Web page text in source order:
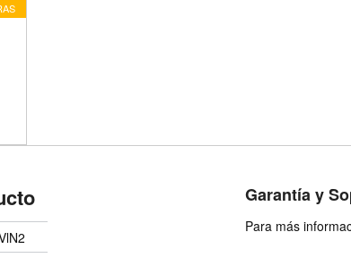
Garantía y
Para más